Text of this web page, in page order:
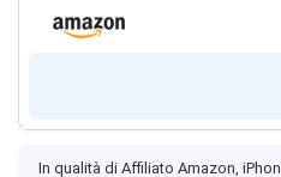
In qualità di Affiliato Amazon,